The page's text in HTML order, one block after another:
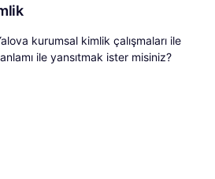
kurumsal kimlik çalışmaları ile
ile yansıtmak ister misiniz?